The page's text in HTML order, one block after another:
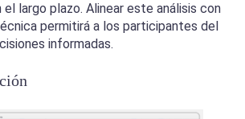
largo plazo. Alinear este análisis con
permitirá a los participantes del
informadas.